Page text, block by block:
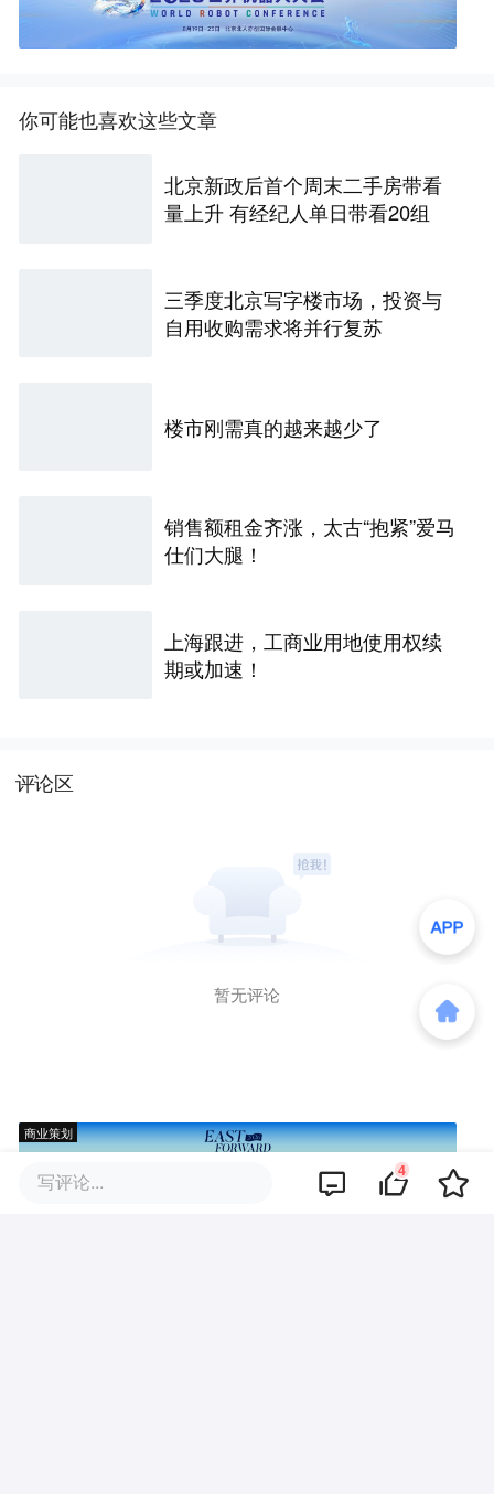
你可能也喜欢这些文章
北京新政后首个周末二手房带看
量上升 有经纪人单日带看20组
三季度北京写字楼市场，投资与
自用收购需求将并行复苏
楼市刚需真的越来越少了
销售额租金齐涨，太古“抱紧”爱马
仕们大腿！
上海跟进，工商业用地使用权续
期或加速！
评论区
暂无评论
商业策划
写评论... 4